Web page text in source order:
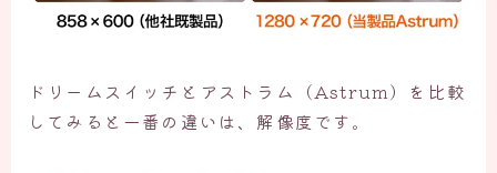
ドリームスイッチとアストラム（Astrum）を比較
してみると一番の違いは、解像度です。